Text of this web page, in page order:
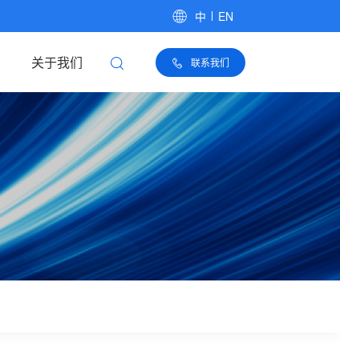
中 EN
关于我们 联系我们